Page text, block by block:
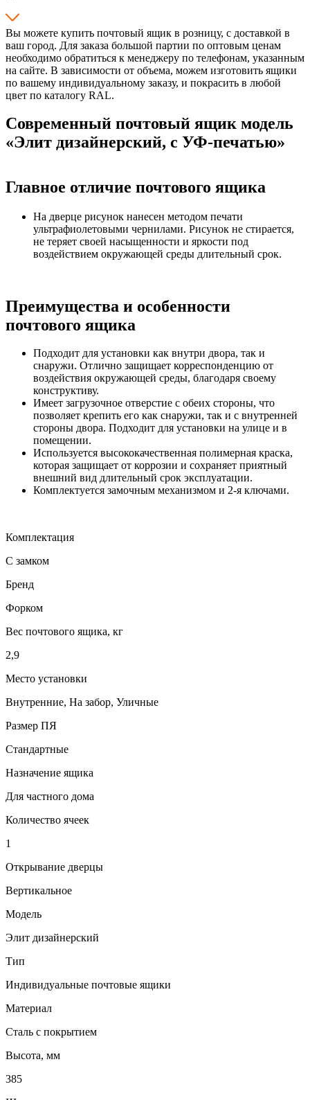
Вы можете купить почтовый ящик в розницу, с доставкой в
ваш город. Для заказа большой партии по оптовым ценам
необходимо обратиться к менеджеру по телефонам, указанным
на сайте. В зависимости от объема, можем изготовить ящики
по вашему индивидуальному заказу, и покрасить в любой
цвет по каталогу RAL.
Современный почтовый ящик модель
«Элит дизайнерский, с УФ-печатью»
Главное отличие почтового ящика
На дверце рисунок нанесен методом печати
ультрафиолетовыми чернилами. Рисунок не стирается,
не теряет своей насыщенности и яркости под
воздействием окружающей среды длительный срок.
Преимущества и особенности
почтового ящика
Подходит для установки как внутри двора, так и
снаружи. Отлично защищает корреспонденцию от
воздействия окружающей среды, благодаря своему
конструктиву.
Имеет загрузочное отверстие с обеих стороны, что
позволяет крепить его как снаружи, так и с внутренней
стороны двора. Подходит для установки на улице и в
помещении.
Используется высококачественная полимерная краска,
которая защищает от коррозии и сохраняет приятный
внешний вид длительный срок эксплуатации.
Комплектуется замочным механизмом и 2-я ключами.
Комплектация
С замком
Бренд
Форком
Вес почтового ящика, кг
2,9
Место установки
Внутренние, На забор, Уличные
Размер ПЯ
Стандартные
Назначение ящика
Для частного дома
Количество ячеек
1
Открывание дверцы
Вертикальное
Модель
Элит дизайнерский
Тип
Индивидуальные почтовые ящики
Материал
Сталь с покрытием
Высота, мм
385